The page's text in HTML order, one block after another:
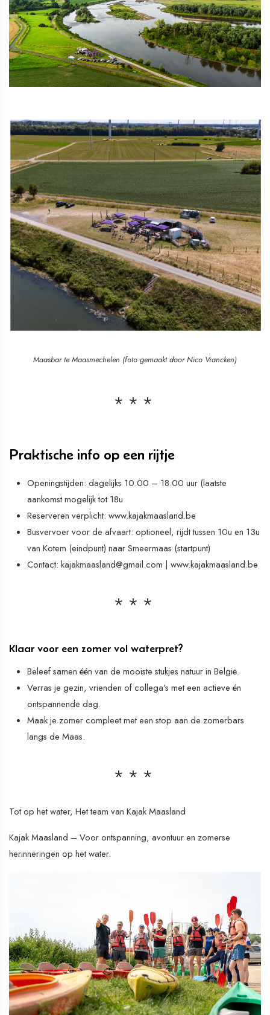
Maasbar te Maasmechelen (foto gemaakt door Nico Vrancken)
Praktische info op een rijtje
Openingstijden: dagelijks 10.00 – 18.00 uur (laatste
aankomst mogelijk tot 18u
Reserveren verplicht: www.kajakmaasland.be
Busvervoer voor de afvaart: optioneel, rijdt tussen 10u en 13u
van Kotem (eindpunt) naar Smeermaas (startpunt)
Contact: kajakmaasland@gmail.com | www.kajakmaasland.be
Klaar voor een zomer vol waterpret?
Beleef samen één van de mooiste stukjes natuur in België.
Verras je gezin, vrienden of collega’s met een actieve én
ontspannende dag.
Maak je zomer compleet met een stop aan de zomerbars
langs de Maas.
Tot op het water, Het team van Kajak Maasland
Kajak Maasland – Voor ontspanning, avontuur en zomerse
herinneringen op het water.